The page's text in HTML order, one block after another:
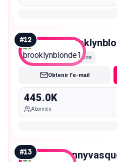
#12
Macro
Obtenir l'e-mail
445.0K
Abonnés
#13